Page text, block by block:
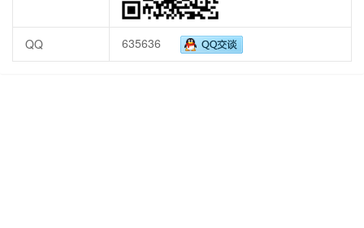
QQ 635636